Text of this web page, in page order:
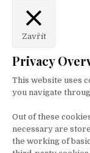
Zavřít
Privacy
This website uses
you navigate
Out of these
necessary are
the working of